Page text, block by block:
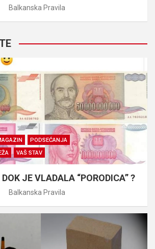
Balkanska Pravila
PODSEĆANJA
VAŠ STAV
JE VLADALA “PORODICA” ?
Balkanska Pravila